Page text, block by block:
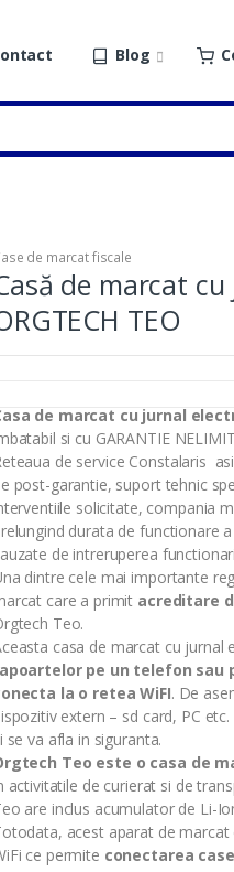
Blog
de marcat fiscale
de marcat
TEO
de marcat cu jurnal
si cu GARANTIE
de service Constalaris
post-garantie, suport tehnic
solicitate, compania
durata de functionare
de intreruperea
dintre cele mai importante
care a primit acreditare
Teo.
casa de marcat cu jurnal
pe un telefon sau
la o retea WiFI. De
extern – sd card, PC
se va afla in siguranta.
Teo este o casa de
activitatile de curierat si de
are inclus acumulator de Li-
acest aparat de
ce permite conectarea